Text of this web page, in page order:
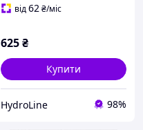
від62 ₴/міс
625₴
Купити
HydroLine 98%